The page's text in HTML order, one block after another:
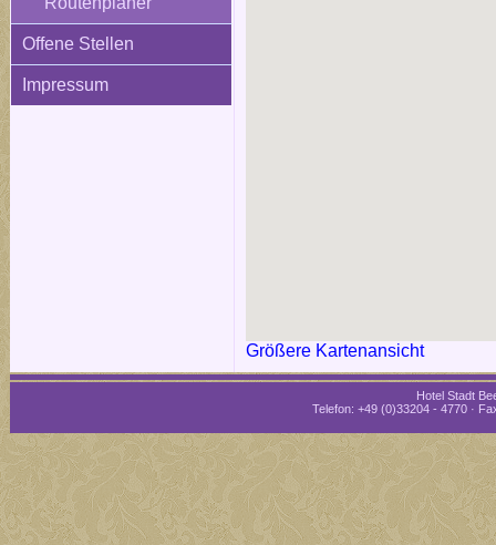
Offene Stellen
Impressum
Größere Kartenansicht
Hotel Stadt
Telefon: +49 (0)33204 - 4770 ·